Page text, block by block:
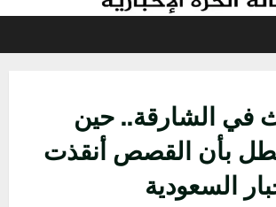
في الشارقة.. حين
بأن القصص أنقذت
السعودية